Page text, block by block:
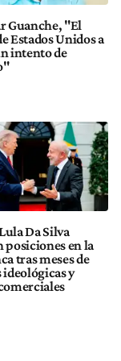
Guanche, "El
Estados Unidos a
intento de
Da Silva
posiciones en la
tras meses de
y